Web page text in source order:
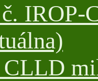
IROP-
CLLD